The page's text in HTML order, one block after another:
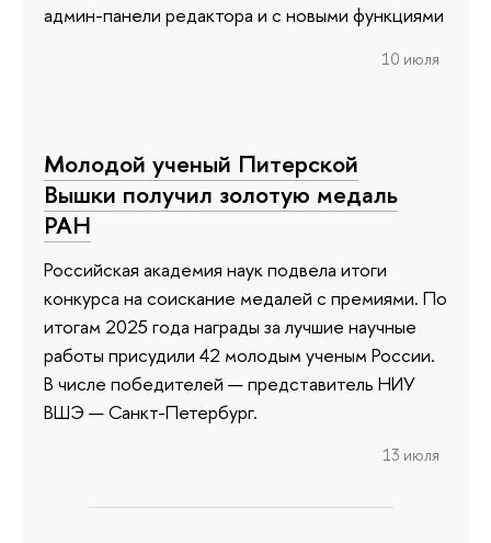
админ-панели редактора и с новыми функциями
10 июля
Молодой ученый Питерской
Вышки получил золотую медаль
РАН
Российская академия наук подвела итоги
конкурса на соискание медалей с премиями. По
итогам 2025 года награды за лучшие научные
работы присудили 42 молодым ученым России.
В числе победителей — представитель НИУ
ВШЭ — Санкт-Петербург.
13 июля